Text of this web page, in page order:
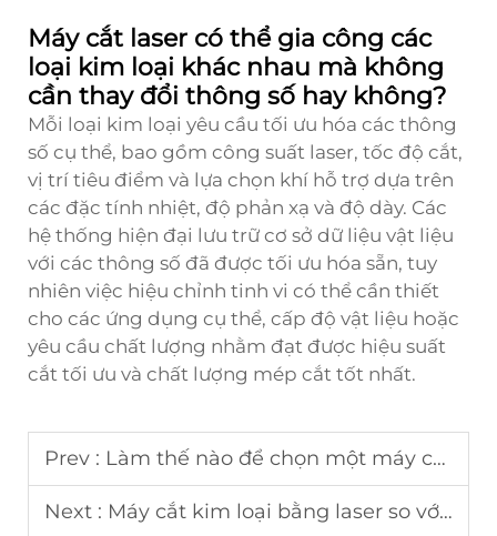
Máy cắt laser có thể gia công các
loại kim loại khác nhau mà không
cần thay đổi thông số hay không?
Mỗi loại kim loại yêu cầu tối ưu hóa các thông
số cụ thể, bao gồm công suất laser, tốc độ cắt,
vị trí tiêu điểm và lựa chọn khí hỗ trợ dựa trên
các đặc tính nhiệt, độ phản xạ và độ dày. Các
hệ thống hiện đại lưu trữ cơ sở dữ liệu vật liệu
với các thông số đã được tối ưu hóa sẵn, tuy
nhiên việc hiệu chỉnh tinh vi có thể cần thiết
cho các ứng dụng cụ thể, cấp độ vật liệu hoặc
yêu cầu chất lượng nhằm đạt được hiệu suất
cắt tối ưu và chất lượng mép cắt tốt nhất.
Prev : Làm thế nào để chọn một máy cắt kim loại bằng laser cho tấm kim loại?
Next : Máy cắt kim loại bằng laser so với cắt bằng tia nước